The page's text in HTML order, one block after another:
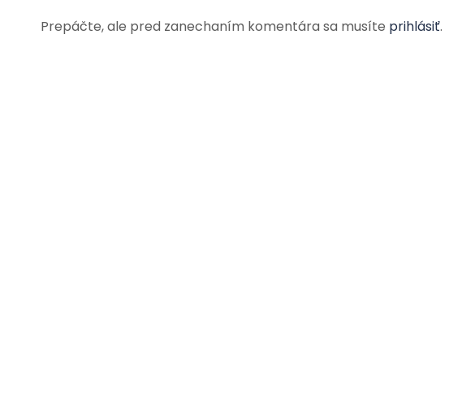
Prepáčte, ale pred zanechaním komentára sa musíte prihlásiť.